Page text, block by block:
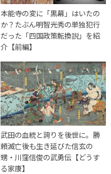
本能寺の変に「黒幕」はいたの
か？たぶん明智光秀の単独犯行
だった「四国政策転換説」を紹
介【前編】
武田の血統と誇りを後世に。勝
頼滅亡後も生き延びた信玄の
甥・川窪信俊の武勇伝【どうす
る家康】